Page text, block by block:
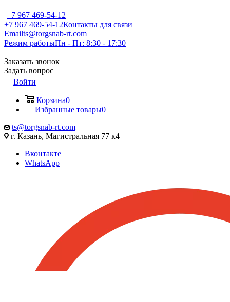
+7 967 469-54-12
+7 967 469-54-12Контакты для связи
Emailts@torgsnab-rt.com
Режим работыПн - Пт: 8:30 - 17:30
Заказать звонок
Задать вопрос
Войти
Корзина0
Избранные товары0
ts@torgsnab-rt.com
г. Казань, Магистральная 77 к4
Вконтакте
WhatsApp